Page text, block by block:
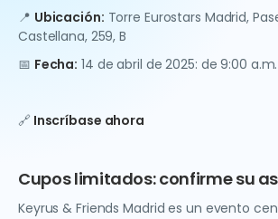
📍 Ubicación: Torre Eurostars Madrid,
Castellana, 259, B
📅 Fecha: 14 de abril de 2025: de 9:00
🔗 Inscríbase ahora
Cupos limitados: confirme su
Keyrus & Friends Madrid es un evento